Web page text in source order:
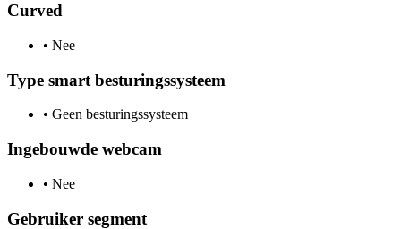
Curved
• Nee
Type smart besturingssysteem
• Geen besturingssysteem
Ingebouwde webcam
• Nee
Gebruiker segment